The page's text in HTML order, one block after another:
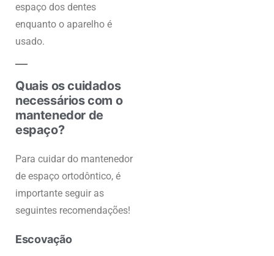
espaço dos dentes
enquanto o aparelho é
usado.
Quais os cuidados
necessários com o
mantenedor de
espaço?
Para cuidar do mantenedor
de espaço ortodôntico, é
importante seguir as
seguintes recomendações!
Escovação